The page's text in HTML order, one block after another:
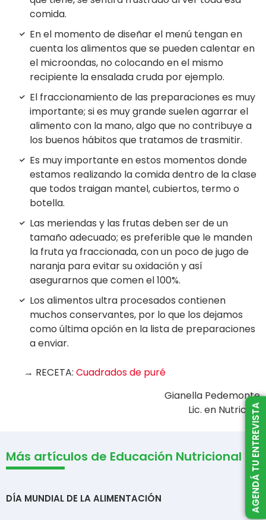
comida.
En el momento de diseñar el menú tengan en
cuenta los alimentos que se pueden calentar en
el microondas, no colocando en el mismo
recipiente la ensalada cruda por ejemplo.
El fraccionamiento de las preparaciones es muy
importante; si es muy grande suelen agarrar el
alimento con la mano, algo que no contribuye a
los buenos hábitos que tratamos de trasmitir.
Es muy importante en estos momentos donde
estamos realizando la comida dentro de la clase
que todos traigan mantel, cubiertos, termo o
botella.
Las meriendas y las frutas deben ser de un
tamaño adecuado; es preferible que le manden
la fruta ya fraccionada, con un poco de jugo de
naranja para evitar su oxidación y así
asegurarnos que comen el 100%.
Los alimentos ultra procesados contienen
muchos conservantes, por lo que los dejamos
como última opción en la lista de preparaciones
a enviar.
→ RECETA: Cuadrados de puré
Gianella Pedemonte
Lic. en Nutrición
Más artículos de Educación Nutricional
DÍA MUNDIAL DE LA ALIMENTACIÓN AGENDÁ TU ENTREVISTA